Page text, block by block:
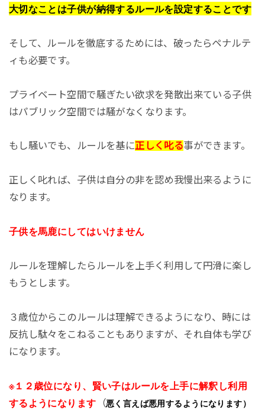
大切なことは子供が納得するルールを設定することです
そして、ルールを徹底するためには、破ったらペナルテ
ィも必要です。
プライベート空間で騒ぎたい欲求を発散出来ている子供
はパブリック空間では騒がなくなります。
もし騒いでも、ルールを基に正しく叱る事ができます。
正しく叱れば、子供は自分の非を認め我慢出来るように
なります。
子供を馬鹿にしてはいけません
ルールを理解したらルールを上手く利用して円滑に楽し
もうとします。
３歳位からこのルールは理解できるようになり、時には
反抗し駄々をこねることもありますが、それ自体も学び
になります。
※１２歳位になり、賢い子はルールを上手に解釈し利用
するようになります （悪く言えば悪用するようになります）